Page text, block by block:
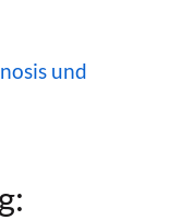
und